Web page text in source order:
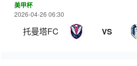
美甲杯
2026-04-26 06:30
托曼塔FC VS